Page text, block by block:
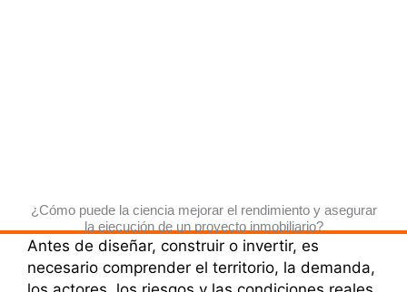
¿Cómo puede la ciencia mejorar el rendimiento y asegurar
la ejecución de un proyecto inmobiliario?
Antes de diseñar, construir o invertir, es
necesario comprender el territorio, la demanda,